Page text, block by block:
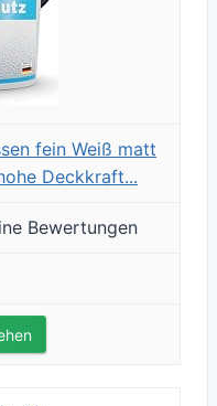
fein Weiß matt
Deckkraft...
Bewertungen